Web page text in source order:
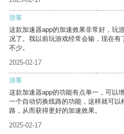
游客
这款加速器app的加速效果非常好，玩
况了。我以前玩游戏经常会输，现在有
不少。
2025-02-17
游客
这款加速器app的功能有点单一，可以
一个自动切换线路的功能，这样就可
路，从而获得更好的加速效果。
2025-02-17